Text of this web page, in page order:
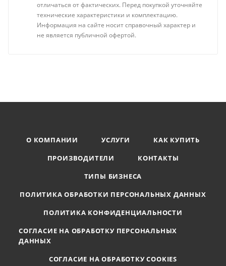
отличаться от фактических. Перед покупкой уточняйте
технические характеристики и комплектацию.
Информация на сайте носит справочный характер и
не является публичной офертой.
О КОМПАНИИ УСЛУГИ
КАК КУПИТЬ
ПРОИЗВОДИТЕЛИ
КОНТАКТЫ
ТИПЫ БИЗНЕСА
ПОЛИТИКА ОБРАБОТКИ ПЕРСОНАЛЬНЫХ ДАННЫХ
ПОЛИТИКА КОНФИДЕНЦИАЛЬНОСТИ
СОГЛАСИЕ НА ОБРАБОТКУ ПЕРСОНАЛЬНЫХ
ДАННЫХ
СОГЛАСИЕ НА ОБРАБОТКУ COOKIES